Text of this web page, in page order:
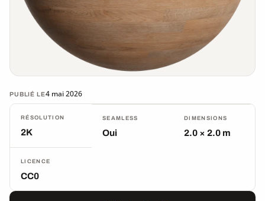
PUBLIÉ LE4 mai 2026
RÉSOLUTION
2K
SEAMLESS
Oui
DIMENSIONS
2.0 × 2.0 m
LICENCE
CC0